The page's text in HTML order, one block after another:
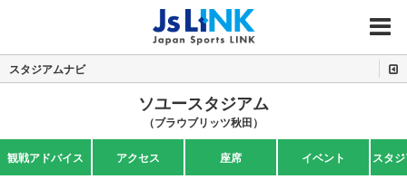
MENU
スタジアムナビ
ソユースタジアム
（ブラウブリッツ秋田）
観戦アドバイス アクセス 座席 イベント スタ